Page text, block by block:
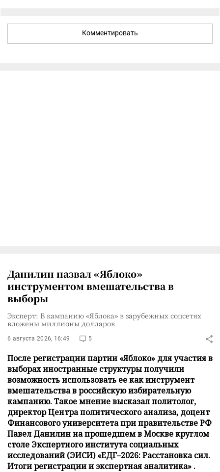
Комментировать
Данилин назвал «Яблоко»
инструментом вмешательства в
выборы
Эксперт: В кампанию «Яблока» в зарубежных соцсетях
вложены миллионы долларов
6 августа 2026, 16:49 5
После регистрации партии «Яблоко» для участия в
выборах иностранные структуры получили
возможность использовать ее как инструмент
вмешательства в российскую избирательную
кампанию. Такое мнение высказал политолог,
директор Центра политического анализа, доцент
Финансового университета при правительстве РФ
Павел Данилин на прошедшем в Москве круглом
столе Экспертного института социальных
исследований (ЭИСИ) «ЕДГ–2026: Расстановка сил.
Итоги регистрации и экспертная аналитика» .